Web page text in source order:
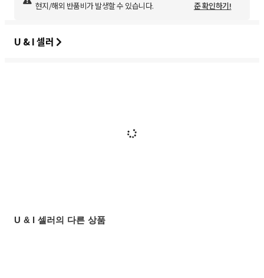
현지/해외 반품비가 발생할 수 있습니다.
준 확인하기!
U & I 셀러
U & I 셀러의 다른 상품